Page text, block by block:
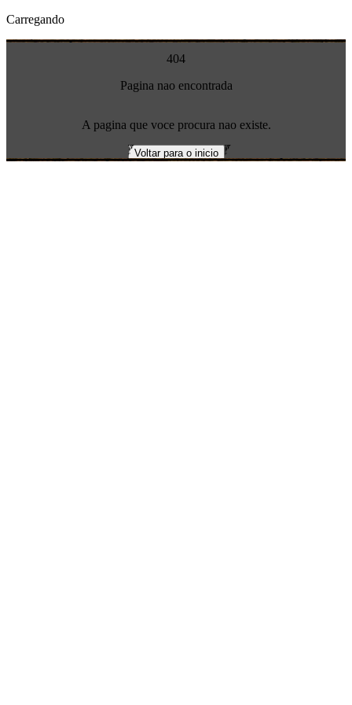
Carregando
404
Pagina nao encontrada
A pagina que voce procura nao existe.
Voltar para o inicio